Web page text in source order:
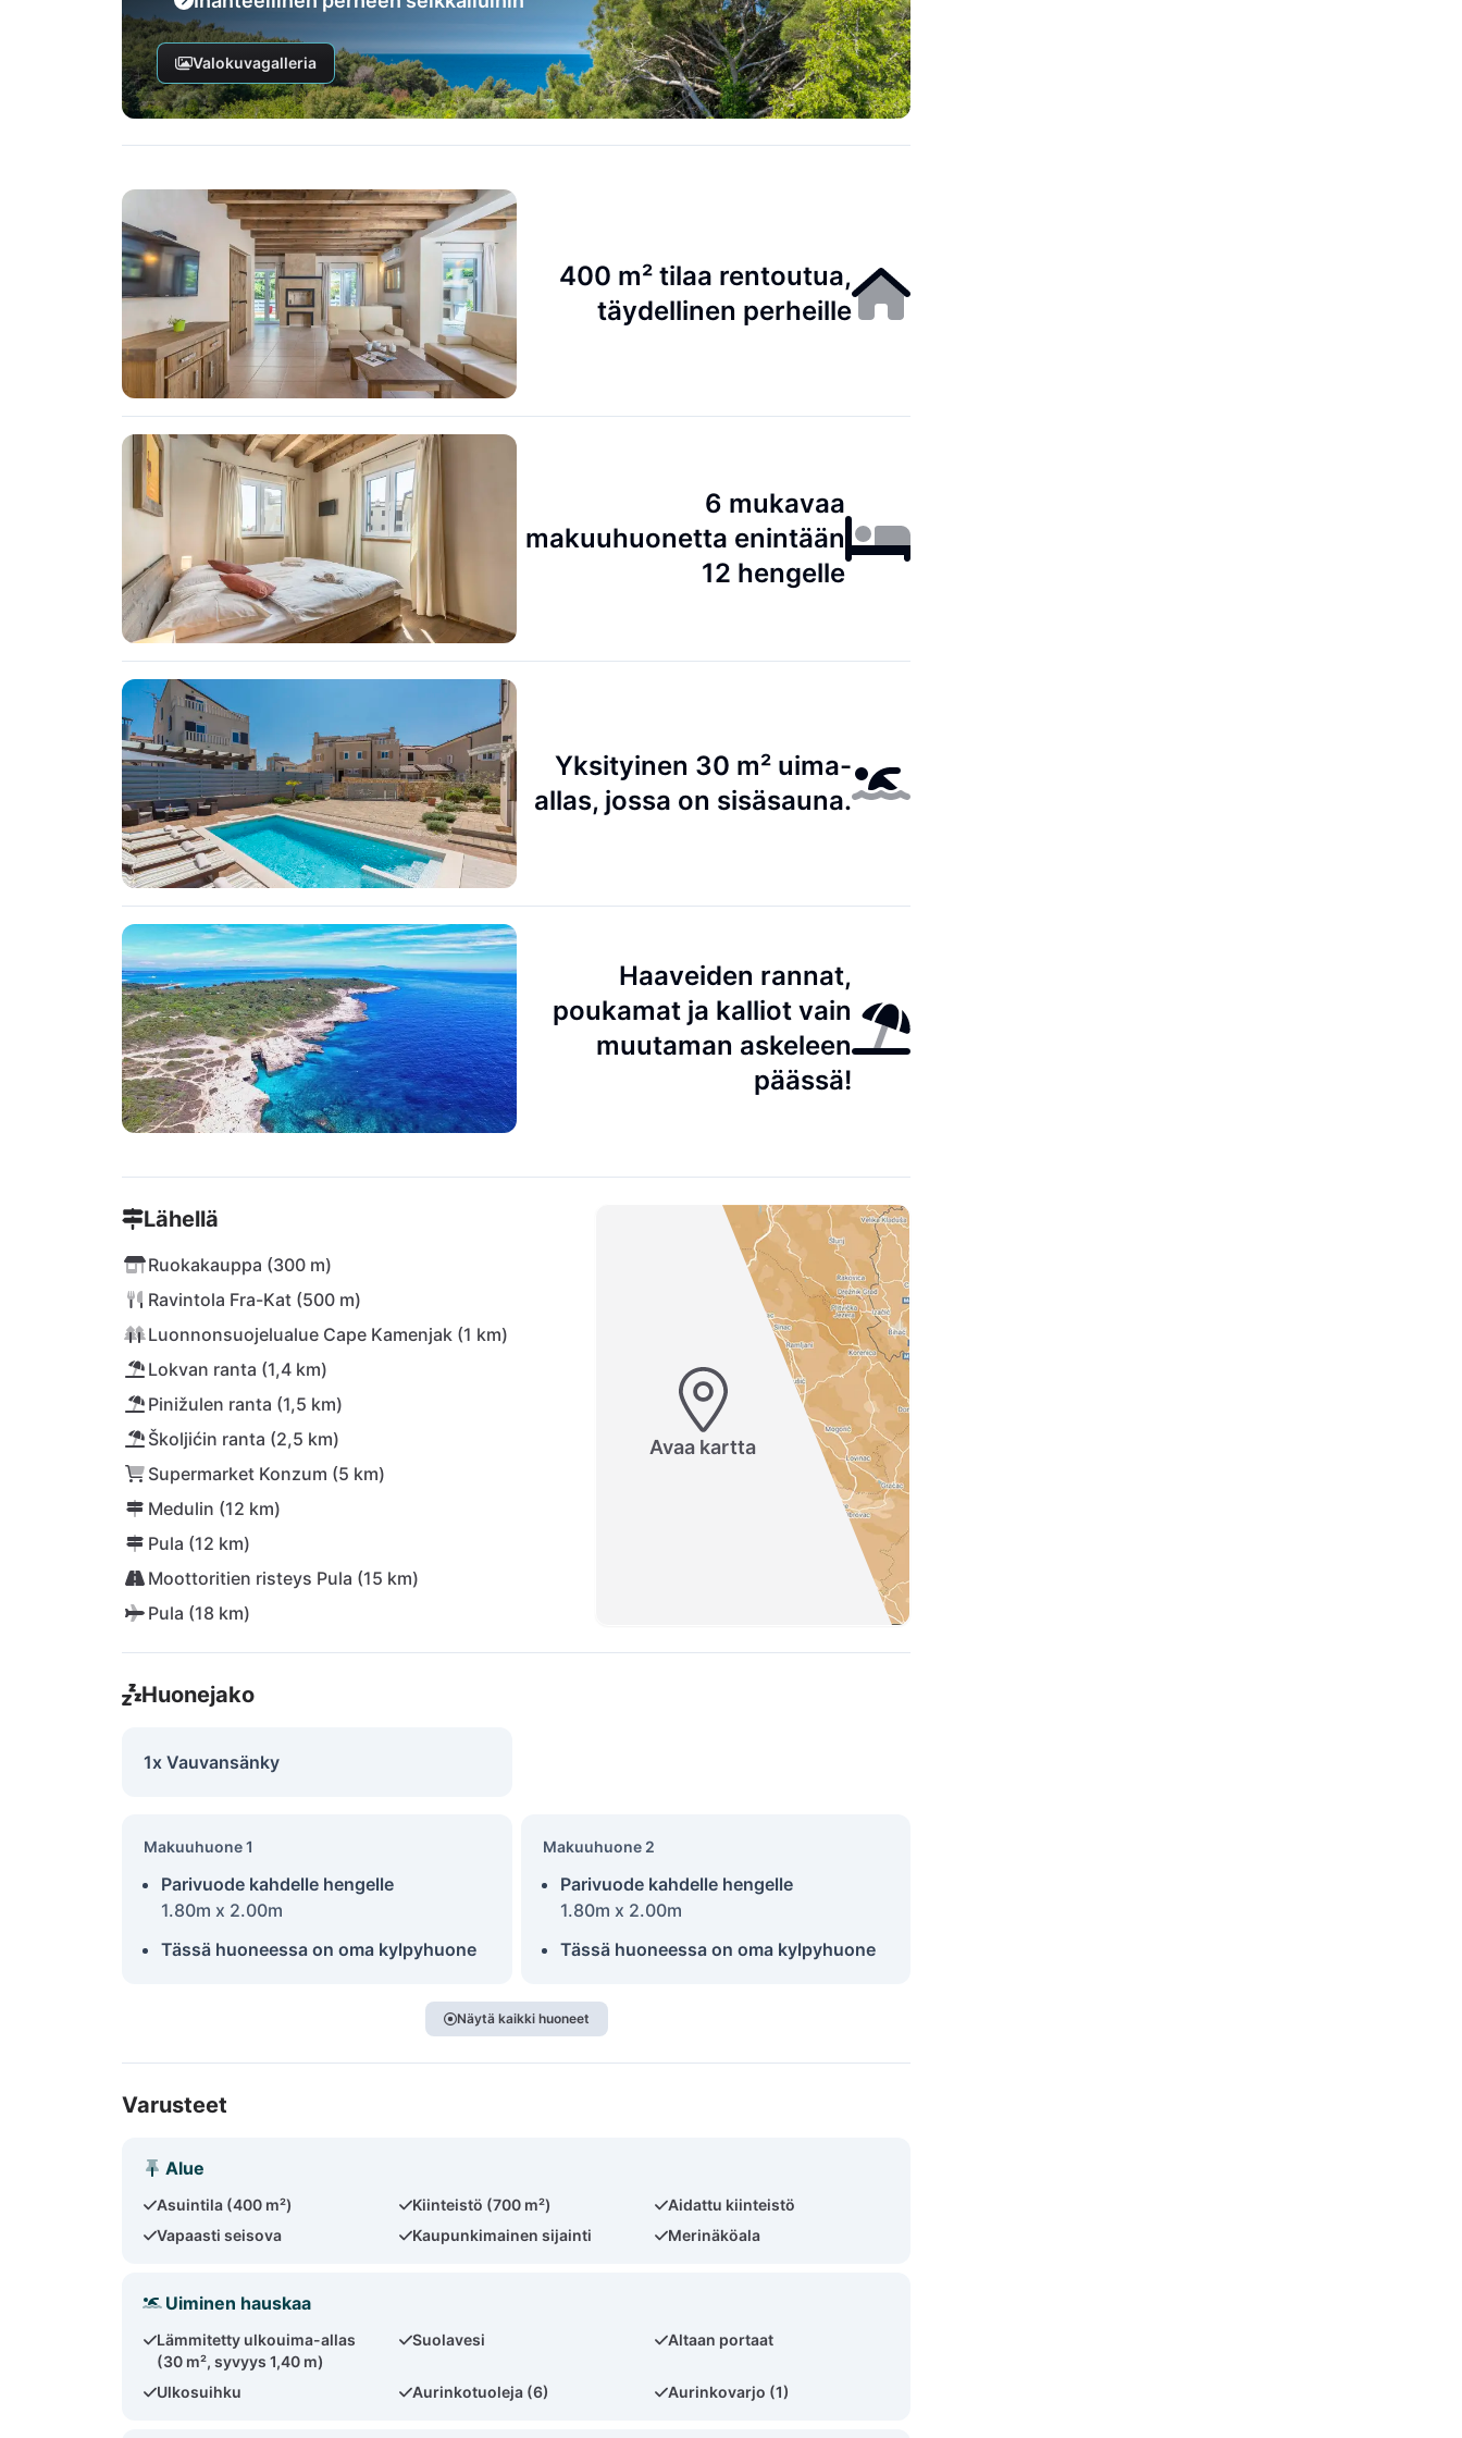
Valokuvagalleria
400 m² tilaa rentoutua,
täydellinen perheille
6 mukavaa
makuuhuonetta enintään
12 hengelle
Yksityinen 30 m² uima-
allas, jossa on sisäsauna.
Haaveiden rannat,
poukamat ja kalliot vain
muutaman askeleen
päässä!
Lähellä
Ruokakauppa (300 m)
Ravintola Fra-Kat (500 m)
Luonnonsuojelualue Cape Kamenjak (1 km)
Lokvan ranta (1,4 km)
Pinižulen ranta (1,5 km)
Školjićin ranta (2,5 km)
Supermarket Konzum (5 km)
Medulin (12 km)
Pula (12 km)
Moottoritien risteys Pula (15 km)
Pula (18 km)
Avaa kartta
Huonejako
1x Vauvansänky
Makuuhuone 1
Parivuode kahdelle hengelle
1.80m x 2.00m
Tässä huoneessa on oma kylpyhuone
Makuuhuone 2
Parivuode kahdelle hengelle
1.80m x 2.00m
Tässä huoneessa on oma kylpyhuone
Näytä kaikki huoneet
Varusteet
Alue
Asuintila (400 m²) Kiinteistö (700 m²)
Aidattu kiinteistö
Vapaasti seisova
Kaupunkimainen sijainti Merinäköala
Uiminen hauskaa
Lämmitetty ulkouima-allas
(30 m², syvyys 1,40 m)
Suolavesi Altaan portaat
Ulkosuihku Aurinkotuoleja (6) Aurinkovarjo (1)